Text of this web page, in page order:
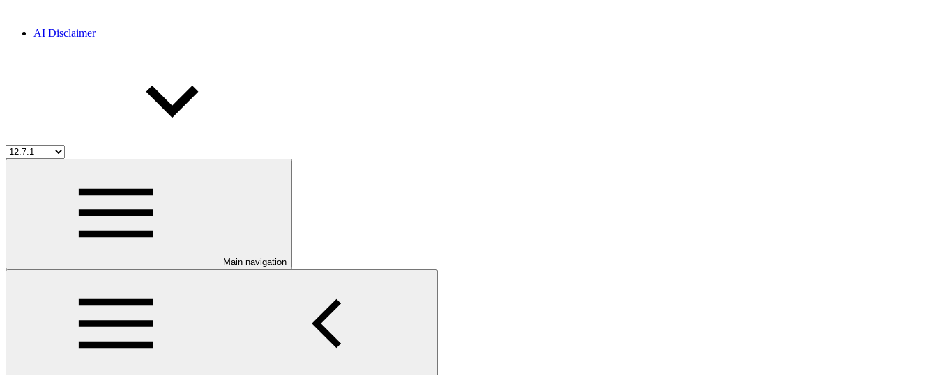
AI Disclaimer
Main navigation